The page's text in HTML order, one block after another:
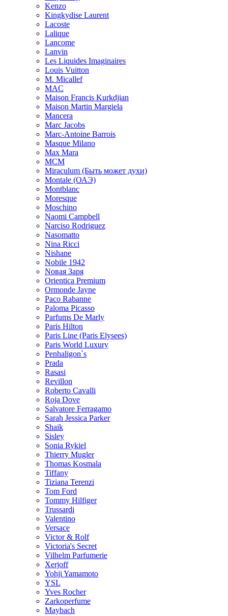
Kenzo
Kingkydise Laurent
Lacoste
Lalique
Lancome
Lanvin
Les Liquides Imaginaires
Louis Vuitton
M. Micallef
MAC
Maison Francis Kurkdjian
Maison Martin Margiela
Mancera
Marc Jacobs
Marc-Antoine Barrois
Masque Milano
Max Mara
MCM
Miraculum (Быть может духи)
Montale (ОАЭ)
Montblanc
Moresque
Moschino
Naomi Campbell
Narciso Rodriguez
Nasomatto
Nina Ricci
Nishane
Nobile 1942
Nовая Заря
Orientica Premium
Ormonde Jayne
Paco Rabanne
Paloma Picasso
Parfums De Marly
Paris Hilton
Paris Line (Paris Elysees)
Paris World Luxury
Penhaligon`s
Prada
Rasasi
Revillon
Roberto Cavalli
Roja Dove
Salvatore Ferragamo
Sarah Jessica Parker
Shaik
Sisley
Sonia Rykiel
Thierry Mugler
Thomas Kosmala
Tiffany
Tiziana Terenzi
Tom Ford
Tommy Hilfiger
Trussardi
Valentino
Versace
Victor & Rolf
Victoria's Secret
Vilhelm Parfumerie
Xerjoff
Yohji Yamamoto
YSL
Yves Rocher
Zarkoperfume
Maybach